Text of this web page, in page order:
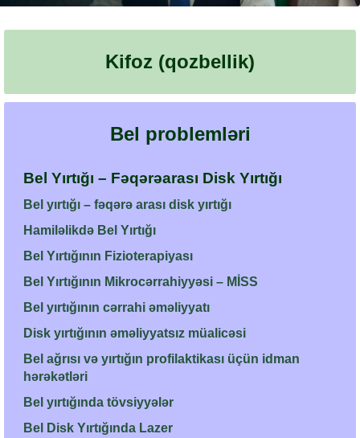
Kifoz (qozbellik)
Bel problemləri
Bel Yırtığı – Fəqərəarası Disk Yırtığı
Bel yırtığı – fəqərə arası disk yırtığı
Hamiləlikdə Bel Yırtığı
Bel Yırtığının Fizioterapiyası
Bel Yırtığının Mikrocərrahiyyəsi – MİSS
Bel yırtığının cərrahi əməliyyatı
Disk yırtığının əməliyyatsız müalicəsi
Bel ağrısı və yırtığın profilaktikası üçün idman
hərəkətləri
Bel yırtığında tövsiyyələr
Bel Disk Yırtığında Lazer